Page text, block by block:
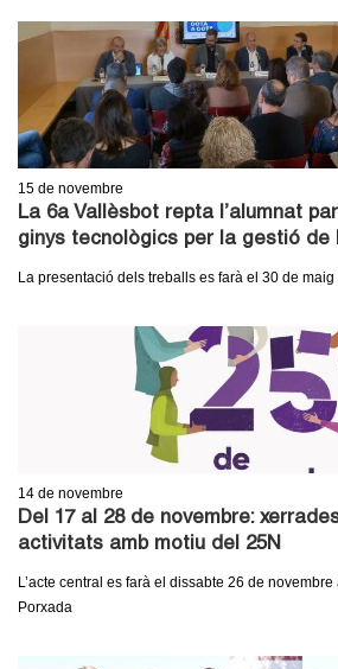
15 de novembre
La 6a Vallèsbot repta l’alumnat
ginys tecnològics per la gestió de
La presentació dels treballs es farà el 30 de
14 de novembre
Del 17 al 28 de novembre:
activitats amb motiu del 25N
L’acte central es farà el dissabte 26 de
Porxada